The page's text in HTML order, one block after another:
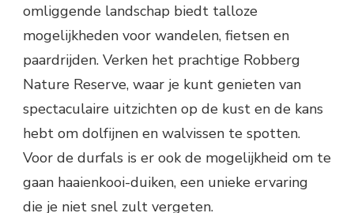
omliggende landschap biedt talloze
mogelijkheden voor wandelen, fietsen en
paardrijden. Verken het prachtige Robberg
Nature Reserve, waar je kunt genieten van
spectaculaire uitzichten op de kust en de kans
hebt om dolfijnen en walvissen te spotten.
Voor de durfals is er ook de mogelijkheid om te
gaan haaienkooi-duiken, een unieke ervaring
die je niet snel zult vergeten.